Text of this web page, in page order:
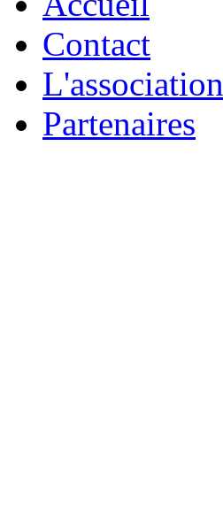
Contact
L'association
Partenaires